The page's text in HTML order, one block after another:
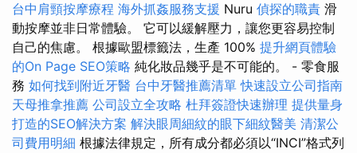
台中肩頸按摩療程 海外抓姦服務支援 Nuru 偵探的職責 滑
動按摩並非日常體驗。 它可以緩解壓力，讓您更容易控制
自己的焦慮。 根據歐盟標籤法，生產 100% 提升網頁體驗
的On Page SEO策略 純化妝品幾乎是不可能的。 - 零食服
務 如何找到附近牙醫 台中牙醫推薦清單 快速設立公司指南
天母推拿推薦 公司設立全攻略 杜拜簽證快速辦理 提供量身
打造的SEO解決方案 解決眼周細紋的眼下細紋醫美 清潔公
司費用明細 根據法律規定，所有成分都必須以“INCI”格式列